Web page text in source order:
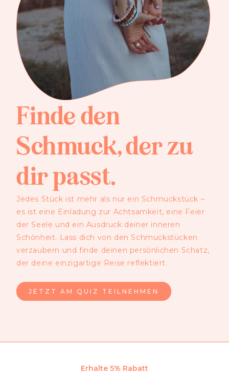
Finde den
Schmuck, der zu
dir passt.
Jedes Stück ist mehr als nur ein Schmuckstück –
es ist eine Einladung zur Achtsamkeit, eine Feier
der Seele und ein Ausdruck deiner inneren
Schönheit. Lass dich von den Schmuckstücken
verzaubern und finde deinen persönlichen Schatz,
der deine einzigartige Reise reflektiert.
JETZT AM QUIZ TEILNEHMEN
Erhalte 5% Rabatt